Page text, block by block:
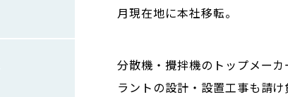
月現在地に本社移転。
分散機・攪拌機のトップメー
ラントの設計・設置工事も請